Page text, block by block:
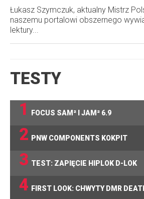
Łukasz Szymczuk, aktualny Mistrz
naszemu portalowi obszernego
lektury...
TESTY
1
FOCUS SAM² I JAM² 6.9
2 PNW COMPONENTS KOKPIT
3 TEST: ZAPIĘCIE HIPLOK D-LOK
4 FIRST LOOK: CHWYTY DMR